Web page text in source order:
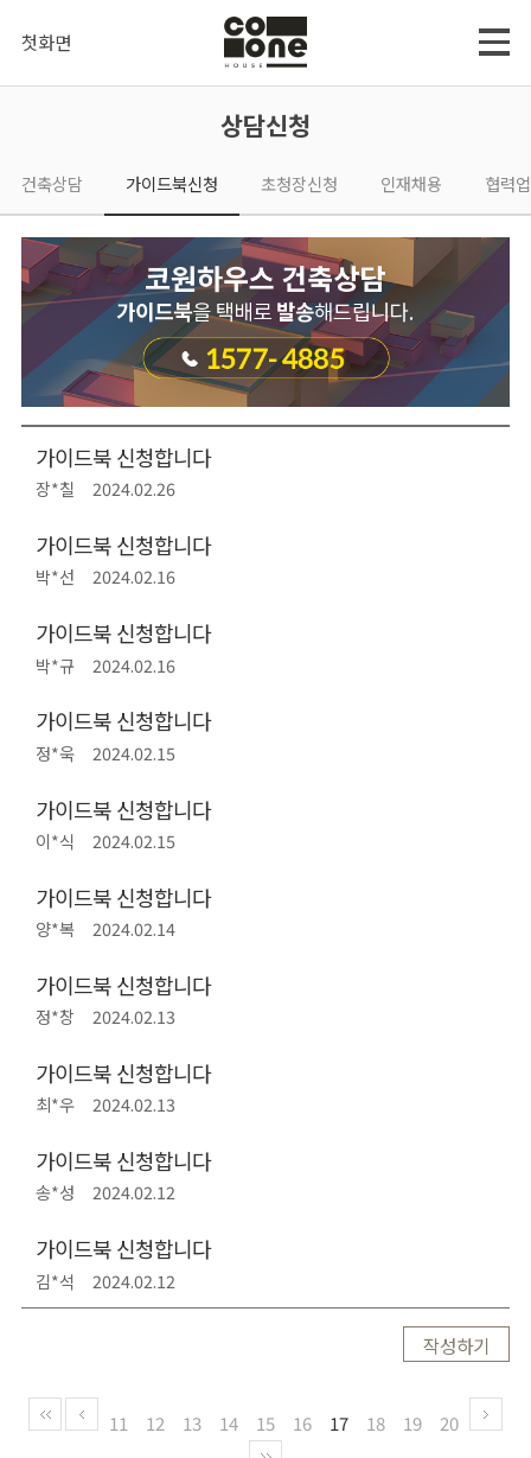
첫화면
상담신청
건축상담 가이드북신청 초청장신청 인재채용 협력
가이드북 신청합니다
장*칠 2024.02.26
가이드북 신청합니다
박*선 2024.02.16
가이드북 신청합니다
박*규 2024.02.16
가이드북 신청합니다
정*욱 2024.02.15
가이드북 신청합니다
이*식 2024.02.15
가이드북 신청합니다
양*복 2024.02.14
가이드북 신청합니다
정*창 2024.02.13
가이드북 신청합니다
최*우 2024.02.13
가이드북 신청합니다
송*성 2024.02.12
가이드북 신청합니다
김*석 2024.02.12
작성하기
11 12 13 14 15 16 17 18 19 20